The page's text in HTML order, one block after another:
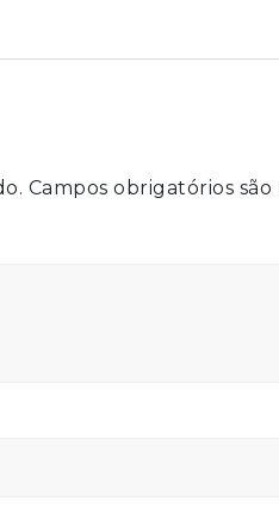
Campos obrigatórios